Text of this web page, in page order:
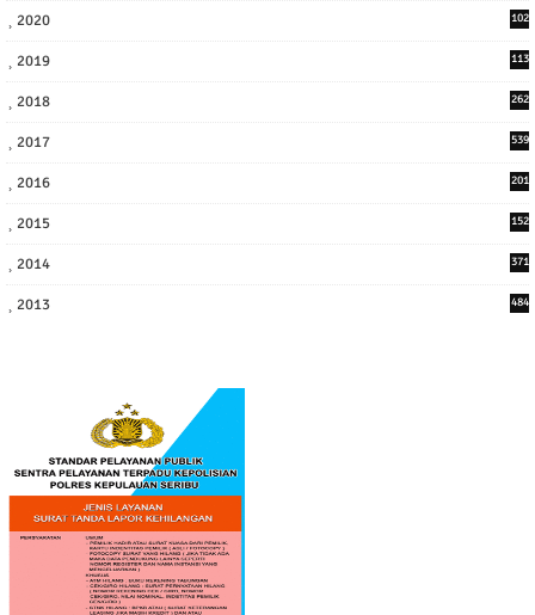
2020
102
2019
113
2018
262
2017
539
2016
201
2015 152
2014 371
2013 484